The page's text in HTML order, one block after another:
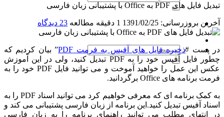
تبدیل فایل های PDF به Office با پشتیبانی زبان فارسی
آخرین بروزرسانی: 1391/02/25 1 دقیقه مطالعه 23 دیدگاه
در پست “ذخیره فایل های آفیس به فرمت PDF
” بیان کردیم که
چطور فایل آفیس خود را به PDF تبدیل کنید، ولی در این آموزش
عکس این عمل را خواهید آموخت و می توانید فایل PDF خود را به
فرمت برنامه های Office برگردانید.
به کمک برنامه ای که معرفی خواهیم کرد می توانید اسناد PDF را به
اسناد آفیس تبدیل کنید.این برنامه از زبان فارسی پشتیبانی می کند و
در انتهای مطلب می توانید راهنمای برنامه را به زبان فارسی